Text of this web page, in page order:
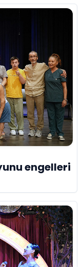
engelleri